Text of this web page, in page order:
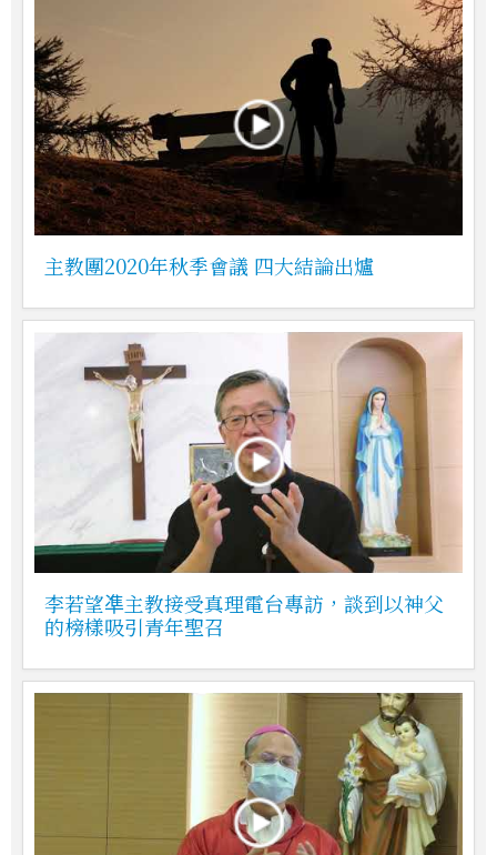
主教團2020年秋季會議 四大結論出爐
李若望凖主教接受真理電台專訪，談到以神父
的榜樣吸引青年聖召